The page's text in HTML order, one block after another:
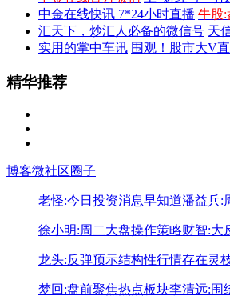
中金在线快讯 7*24小时直播 牛股:
汇天下，炒汇人必备的微信号 天
实用的掌中车讯 围观！股市大V
精华推荐
博客微社区圈子
老怪:今日投资消息早知道潘益兵:
徐小明:周二大盘操作策略财智:大
龙头:反弹预示结构性行情存在灵
梦回:盘前聚焦热点板块李清远:围